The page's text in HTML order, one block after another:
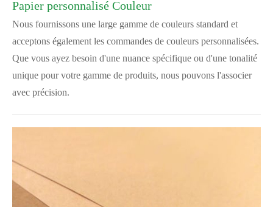
Papier personnalisé Couleur
Nous fournissons une large gamme de couleurs standard et
acceptons également les commandes de couleurs personnalisées.
Que vous ayez besoin d'une nuance spécifique ou d'une tonalité
unique pour votre gamme de produits, nous pouvons l'associer
avec précision.